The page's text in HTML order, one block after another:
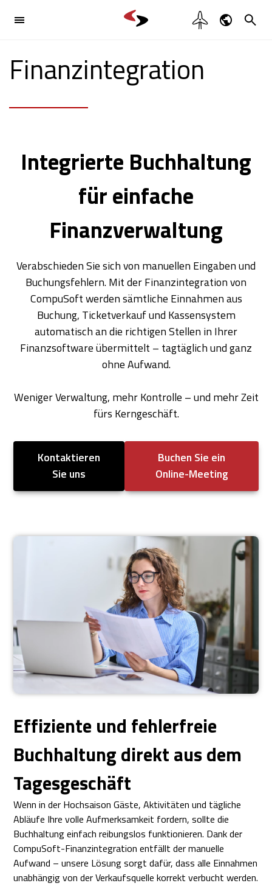
Branchenlösung
Kontakt


English
Finanzintegration
Integrierte Buchhaltung
für einfache
Finanzverwaltung
Verabschieden Sie sich von manuellen Eingaben und
Buchungsfehlern. Mit der Finanzintegration von
CompuSoft werden sämtliche Einnahmen aus
Buchung, Ticketverkauf und Kassensystem
automatisch an die richtigen Stellen in Ihrer
Finanzsoftware übermittelt – tagtäglich und ganz
ohne Aufwand.
Weniger Verwaltung, mehr Kontrolle – und mehr Zeit
fürs Kerngeschäft.
Kontaktieren
Sie uns
Buchen Sie ein
Online-Meeting
Effiziente und fehlerfreie
Buchhaltung direkt aus dem
Tagesgeschäft
Wenn in der Hochsaison Gäste, Aktivitäten und tägliche
Abläufe Ihre volle Aufmerksamkeit fordern, sollte die
Buchhaltung einfach reibungslos funktionieren. Dank der
CompuSoft-Finanzintegration entfällt der manuelle
Aufwand – unsere Lösung sorgt dafür, dass alle Einnahmen
unabhängig von der Verkaufsquelle korrekt verbucht werden.